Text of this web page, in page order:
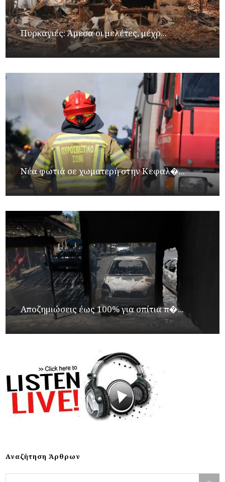
Πυρκαγιές: Άμεσα οι μελέτες, μέχρ...
Νέα φωτιά σε χωματερή στην Κεφαλ�...
Αποζημιώσεις έως 100% για σπίτια π�...
Αναζήτηση Άρθρων